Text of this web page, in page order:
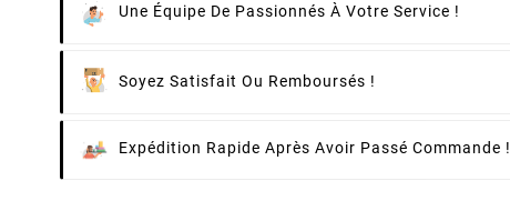
Une Équipe De Passionnés À Votre Service !
Soyez Satisfait Ou Remboursés !
Expédition Rapide Après Avoir Passé Commande !